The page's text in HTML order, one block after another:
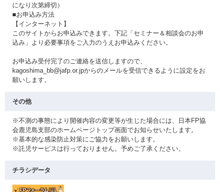
になり次第締切）
■お申込み方法
【インターネット】
このサイトからお申込みできます。下記「セミナー＆相談会のお申
込み」より必要事項をご入力のうえお申込みください。
お申込み受付完了のご連絡を送信しますので、
kagoshima_bb@jafp.or.jpからのメールを受信できるように設定をお
願いします。
その他
※不測の事態により開催内容の変更等が生じた場合には、日本FP協
会鹿児島支部のホームページトップ画面でお知らせいたします。
※基本的な感染防止対策にご協力をお願いします。
※託児サービスは行っておりません。予めご了承ください。
チラシデータ